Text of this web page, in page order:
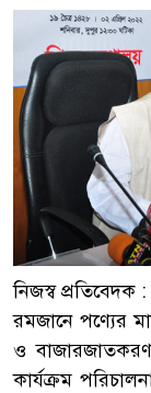
নিজস্ব প্রতিবেদক :
রমজানে পণ্যের
ও
কার্যক্রম